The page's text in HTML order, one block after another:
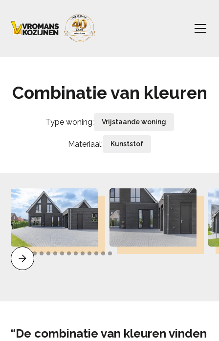
Combinatie van kleuren
Type woning: Vrijstaande woning
Materiaal: Kunststof
“De combinatie van kleuren vinden